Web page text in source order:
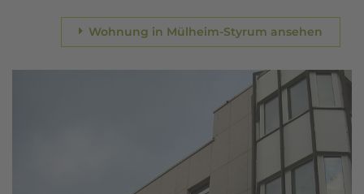
Wohnung in Mülheim-Styrum ansehen